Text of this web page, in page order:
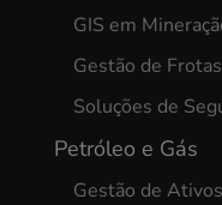
GIS em
Gestão de
Soluções de
Petróleo e Gás
Gestão de